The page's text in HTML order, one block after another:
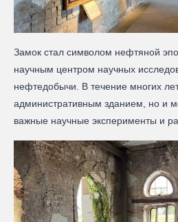
Замок стал символом нефтяной
научным центром научных
нефтедобычи. В течение многих
административным зданием, но и
важные научные эксперименты и